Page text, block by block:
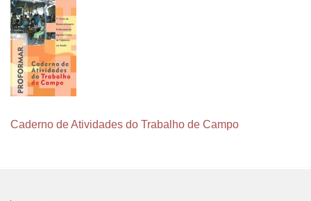
Caderno de Atividades do Trabalho de Campo